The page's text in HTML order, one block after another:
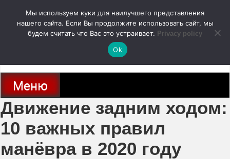
содержимому
autodoc24.ru
Новости про современные автомобили и не только, новинки зарубежного
и отечественного автопрома
Меню
Движение задним ходом:
10 важных правил
манёвра в 2020 году
Мы используем куки для наилучшего представления
нашего сайта. Если Вы продолжите использовать сайт, мы
будем считать что Вас это устраивает. Privacy policy
Ok